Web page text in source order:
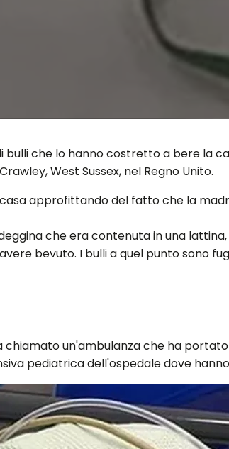
bulli che lo hanno costretto a bere la
West Sussex, nel Regno Unito.
approfittando del fatto che la
che era contenuta in una
bevuto. I bulli a quel punto sono
un'ambulanza che ha portato
pediatrica dell'ospedale dove